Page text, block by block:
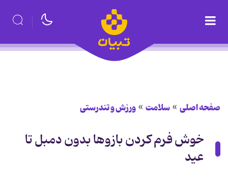
صفحه اصلی سلامت ورزش و تندرستی
خوش فرم کردن بازوها بدون دمبل تا
عید